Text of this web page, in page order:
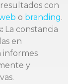
con
o branding.
La constancia
en
informes
y